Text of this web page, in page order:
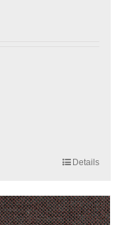
Details